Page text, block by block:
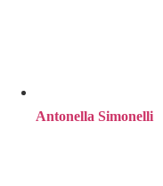
Antonella Simonelli